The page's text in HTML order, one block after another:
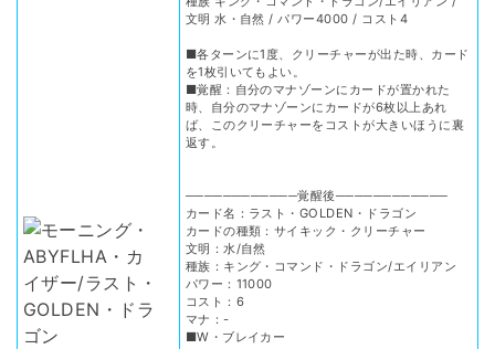
文明 水・自然 / パワー4000 / コスト4
■各ターンに1度、クリーチャーが出た時、カード
を1枚引いてもよい。
■覚醒：自分のマナゾーンにカードが置かれた
時、自分のマナゾーンにカードが6枚以上あれ
ば、このクリーチャーをコストが大きいほうに裏
返す。
────────────覚醒後────────────
カード名：ラスト・GOLDEN・ドラゴン
カードの種類：サイキック・クリーチャー
文明：水/自然
種族：キング・コマンド・ドラゴン/エイリアン
パワー：11000
コスト：6
マナ：-
■W・ブレイカー